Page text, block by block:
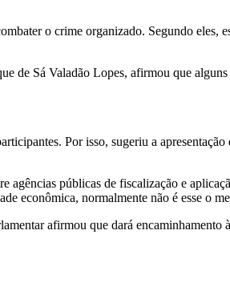
o crime organizado. Segundo eles,
Sá Valadão Lopes, afirmou que alguns
Por isso, sugeriu a
públicas de fiscalização e
econômica, normalmente não é esse o
afirmou que dará encaminhamento